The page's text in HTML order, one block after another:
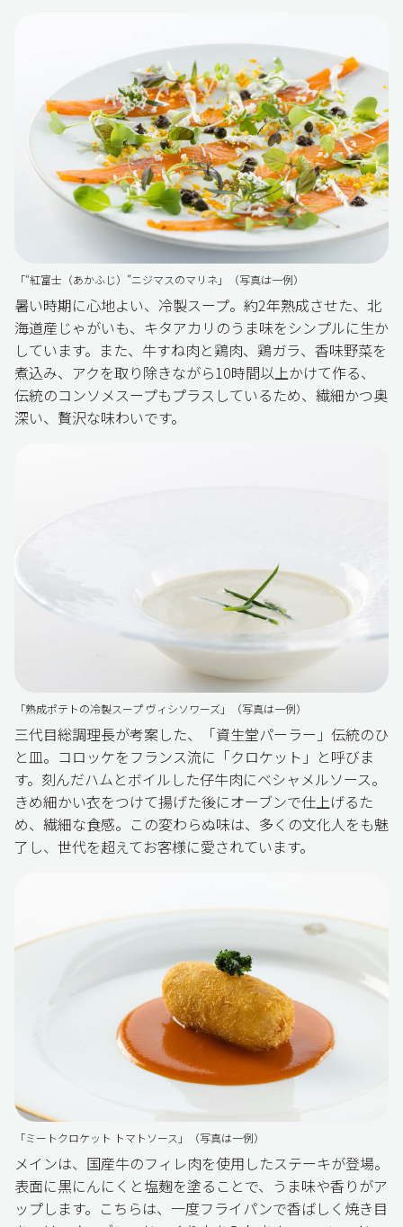
「“紅富士（あかふじ）”ニジマスのマリネ」（写真は一例）
暑い時期に心地よい、冷製スープ。約2年熟成させた、北
海道産じゃがいも、キタアカリのうま味をシンプルに生か
しています。また、牛すね肉と鶏肉、鶏ガラ、香味野菜を
煮込み、アクを取り除きながら10時間以上かけて作る、
伝統のコンソメスープもプラスしているため、繊細かつ奥
深い、贅沢な味わいです。
「熟成ポテトの冷製スープ ヴィシソワーズ」（写真は一例）
三代目総調理長が考案した、「資生堂パーラー」伝統のひ
と皿。コロッケをフランス流に「クロケット」と呼びま
す。刻んだハムとボイルした仔牛肉にベシャメルソース。
きめ細かい衣をつけて揚げた後にオーブンで仕上げるた
め、繊細な食感。この変わらぬ味は、多くの文化人をも魅
了し、世代を超えてお客様に愛されています。
「ミートクロケット トマトソース」（写真は一例）
メインは、国産牛のフィレ肉を使用したステーキが登場。
表面に黒にんにくと塩麹を塗ることで、うま味や香りがア
ップします。こちらは、一度フライパンで香ばしく焼き目